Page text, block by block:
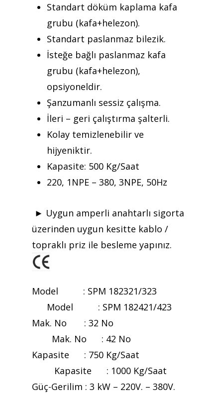
Standart döküm kaplama kafa
grubu (kafa+helezon).
Standart paslanmaz bilezik.
İsteğe bağlı paslanmaz kafa
grubu (kafa+helezon),
opsiyoneldir.
Şanzumanlı sessiz çalışma.
İleri – geri çalıştırma şalterli.
Kolay temizlenebilir ve
hijyeniktir.
Kapasite: 500 Kg/Saat
220, 1NPE – 380, 3NPE, 50Hz
► Uygun amperli anahtarlı sigorta
üzerinden uygun kesitte kablo /
topraklı priz ile besleme yapınız.
Model : SPM 182321/323
Model : SPM 182421/423
Mak. No : 32 No
Mak. No : 42 No
Kapasite : 750 Kg/Saat
Kapasite : 1000 Kg/Saat
Güç-Gerilim : 3 kW – 220V. – 380V.
Anasayfa
Kurumsal
Teklif Al
İletişim